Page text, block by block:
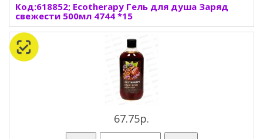
Код:618852; Ecotherapy Гель для душа Заряд
свежести 500мл 4744 *15
67.75р.